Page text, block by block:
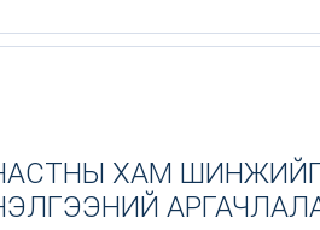
харааны алдагдлаас эрт
ХАМ